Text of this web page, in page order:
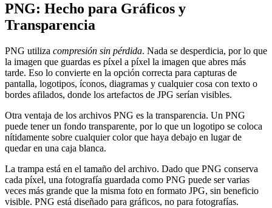
PNG: Hecho para Gráficos y
Transparencia
PNG utiliza compresión sin pérdida. Nada se desperdicia, por lo que
la imagen que guardas es píxel a píxel la imagen que abres más
tarde. Eso lo convierte en la opción correcta para capturas de
pantalla, logotipos, íconos, diagramas y cualquier cosa con texto o
bordes afilados, donde los artefactos de JPG serían visibles.
Otra ventaja de los archivos PNG es la transparencia. Un PNG
puede tener un fondo transparente, por lo que un logotipo se coloca
nítidamente sobre cualquier color que haya debajo en lugar de
quedar en una caja blanca.
La trampa está en el tamaño del archivo. Dado que PNG conserva
cada píxel, una fotografía guardada como PNG puede ser varias
veces más grande que la misma foto en formato JPG, sin beneficio
visible. PNG está diseñado para gráficos, no para fotografías.